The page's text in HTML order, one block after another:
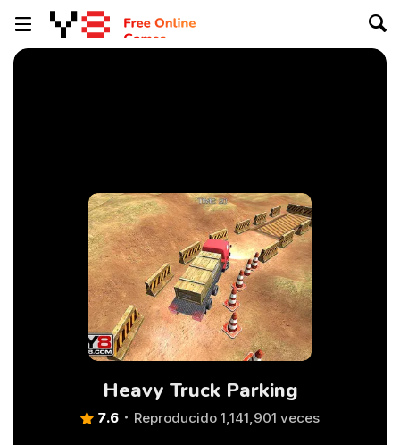
Heavy Truck Parking
7.6 Reproducido 1,141,901 veces